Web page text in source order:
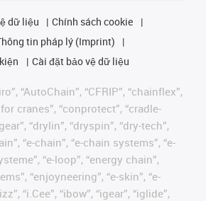
dữ liệu
Chính sách cookie
tin pháp lý (Imprint)
Cài đặt bảo vệ dữ liệu
“AutoChain”, “CFRIP”, “chainflex”,
cranes”, “conprotect”, “cradle-
“drylin”, “dryspin”, “dry-tech”,
“e-chain”, “e-chain systems”, “e-
“e-loop”, “energy chain”,
“enjoyneering”, “e-skin”, “e-
“i.Cee”, “ibow”, “igear”, “iglide”,